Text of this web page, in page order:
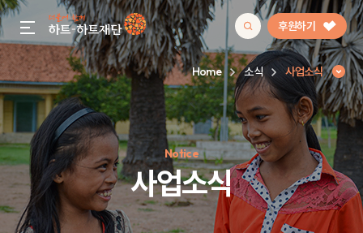
gnb menu open 후원하기
인기 키워드
#정기후원#하트플레이스#캠페인#팬덤후원
Home 소식 사업소식
Notice
사업소식